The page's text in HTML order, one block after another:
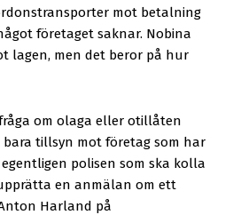
mot betalning
företaget saknar. Nobina
lagen, men det beror på hur
om olaga eller otillåten
bara tillsyn mot företag som har
polisen som ska kolla
en anmälan om ett
Harland på